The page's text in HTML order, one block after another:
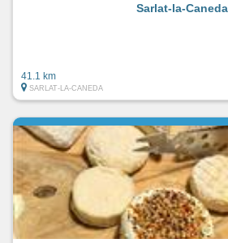
Sarlat-la-Caneda
41.1 km
SARLAT-LA-CANEDA